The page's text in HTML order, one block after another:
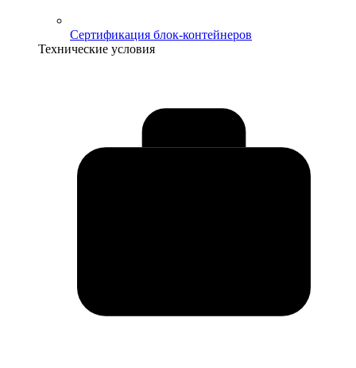
Сертификация блок-контейнеров
Технические условия